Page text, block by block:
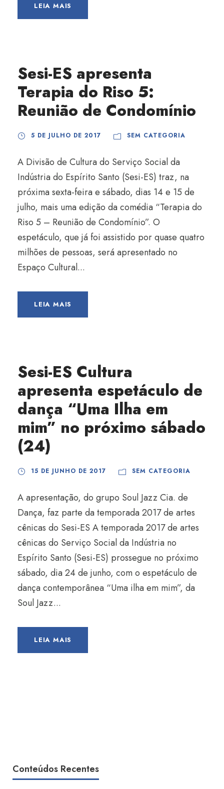
LEIA MAIS
Sesi-ES apresenta
Terapia do Riso 5:
Reunião de Condomínio
5 DE JULHO DE 2017 SEM CATEGORIA
A Divisão de Cultura do Serviço Social da
Indústria do Espírito Santo (Sesi-ES) traz, na
próxima sexta-feira e sábado, dias 14 e 15 de
julho, mais uma edição da comédia “Terapia do
Riso 5 – Reunião de Condomínio”. O
espetáculo, que já foi assistido por quase quatro
milhões de pessoas, será apresentado no
Espaço Cultural...
LEIA MAIS
Sesi-ES Cultura
apresenta espetáculo de
dança “Uma Ilha em
mim” no próximo sábado
(24)
15 DE JUNHO DE 2017 SEM CATEGORIA
A apresentação, do grupo Soul Jazz Cia. de
Dança, faz parte da temporada 2017 de artes
cênicas do Sesi-ES A temporada 2017 de artes
cênicas do Serviço Social da Indústria no
Espírito Santo (Sesi-ES) prossegue no próximo
sábado, dia 24 de junho, com o espetáculo de
dança contemporânea “Uma ilha em mim”, da
Soul Jazz...
LEIA MAIS
Conteúdos Recentes